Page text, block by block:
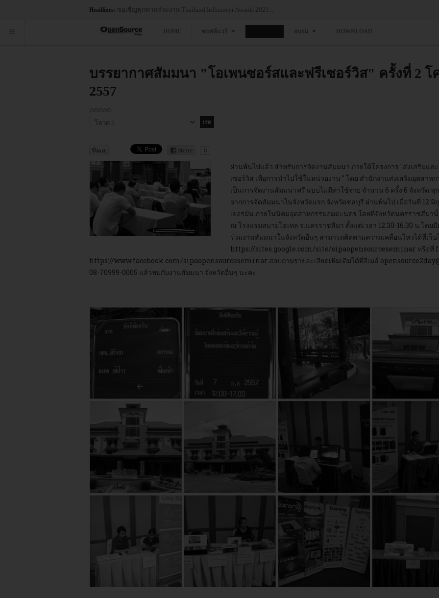
Headlines:
Gartner® Magic Quadrant™ for Container Management... ขอเชิญทุกท่านร่วมงาน Thailand Influencer Awards 2023...
HOME ซอฟต์แวร์ อบรม DOWNLOAD
บรรยากาศสัมมนา "โอเพนซอร์สและฟรีเซอร์วิส" ครั้งที่ 2 โ
2557
กรุณา
Share
0
ผ่านพ้นไปแล้ว สำหรับการจัดงานสัมมนา ภายใต้โครงการ "ส่งเสริมแล
เซอร์วิส เพื่อการนำไปใช้ในหน่วยงาน " โดย สำนักงานส่งเสริมอุตสา
เป็นการจัดงานสัมมนาฟรี แบบไม่มีค่าใช้จ่าย จำนวน 6 ครั้ง 6 จังหวัด ทุ
จากการจัดสัมมนาในจังหวัดแรก จังหวัดชลบุรี ผ่านพ้นไป เมื่อวันที่ 12
เยอรมัน ภายในนิคมอุตสาหกรรมอมตะนคร โดยที่จังหวัดนครราชสีมา
ณ โรงแรมสบายโฮเทล จ.นครราชสีมา ตั้งแต่เวลา 12.30-16.30 น.โด
ร่วมงานสัมมนาในจังหวัดอื่นๆ สามารถติดตามความเคลื่อนไหวได้ที่เว็บ
https://sites.google.com/site/sipaopensourceseminar หรือที่
https://www.facebook.com/sipaopensourceseminar สอบถามรายละเอียดเพิ่มเติมได้ที่อีเมล์
08-70999-0005 แล้วพบกับงานสัมมนา จังหวัดอื่นๆ นะคะ